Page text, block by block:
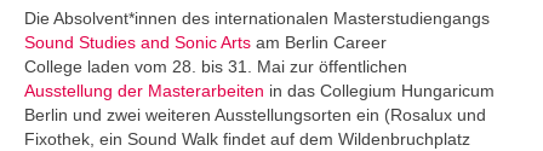
Die Absolvent*innen des internationalen Masterstudiengangs
Sound Studies and Sonic Arts am Berlin Career
College laden vom 28. bis 31. Mai zur öffentlichen
Ausstellung der Masterarbeiten in das Collegium Hungaricum
Berlin und zwei weiteren Ausstellungsorten ein (Rosalux und
Fixothek, ein Sound Walk findet auf dem Wildenbruchplatz